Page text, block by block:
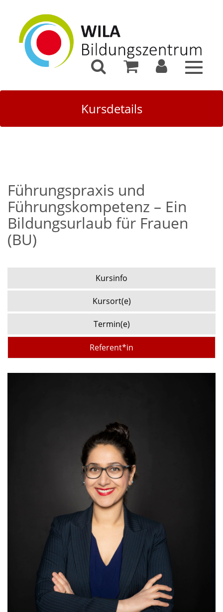
Toggle
Kursdetails
Führungspraxis und
Führungskompetenz – Ein
Bildungsurlaub für Frauen
(BU)
Kursinfo
Kursort(e)
Termin(e)
Referent*in